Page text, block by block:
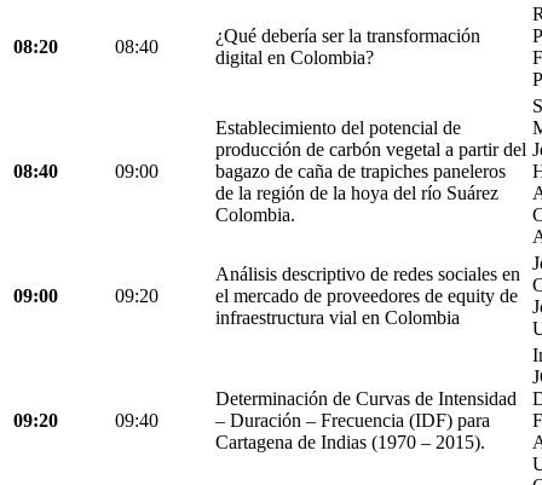
08:20 08:40
¿Qué debería ser la transformación
digital en Colombia?
08:40 09:00
Establecimiento del potencial de
producción de carbón vegetal a partir del
bagazo de caña de trapiches paneleros
de la región de la hoya del río Suárez
Colombia.
09:00 09:20
Análisis descriptivo de redes sociales en
el mercado de proveedores de equity de
infraestructura vial en Colombia
09:20 09:40
Determinación de Curvas de Intensidad
– Duración – Frecuencia (IDF) para
Cartagena de Indias (1970 – 2015).